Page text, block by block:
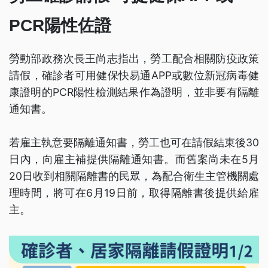
PCR陽性佐證
勞動部政務次長王尚志指出，勞工配合相關防疫政策
請假，確診者可用健保快易通APP或數位新冠病毒健
康證明的PCR陽性檢測結果作為證明，並非要有隔離
通知書。
若雇主執意要隔離通知書，勞工也可在請假結束後30
日內，向雇主補提供隔離通知書。而舊案尚未在5月
20日收到相關隔離書的民眾，為配合衛生主管機關處
理時間，將可在6月19日前，取得隔離書後提供給雇
主。